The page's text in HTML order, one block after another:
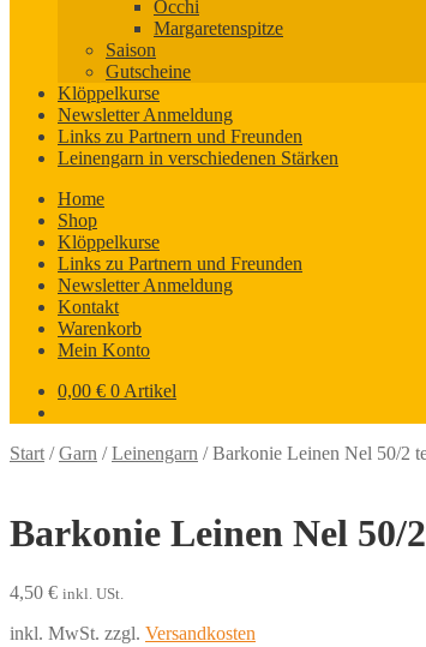
Occhi
Margaretenspitze
Saison
Gutscheine
Klöppelkurse
Newsletter Anmeldung
Links zu Partnern und Freunden
Leinengarn in verschiedenen Stärken
Home
Shop
Klöppelkurse
Links zu Partnern und Freunden
Newsletter Anmeldung
Kontakt
Warenkorb
Mein Konto
0,00 € 0 Artikel
Start /Garn /Leinengarn /Barkonie Leinen Nel 50/2
Barkonie Leinen Nel 50/
4,50 € inkl. USt.
inkl. MwSt. zzgl. Versandkosten